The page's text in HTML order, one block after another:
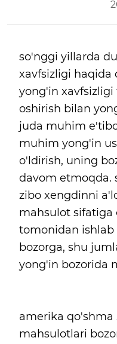
so'nggi yillarda
xavfsizligi haqida
yong'in
oshirish bilan
juda muhim
muhim yong'in
o'ldirish, uning
davom etmoqda.
zibo xengdinni
mahsulot sifatiga
tomonidan ishlab
bozorga, shu
yong'in bozorida
amerika
mahsulotlari